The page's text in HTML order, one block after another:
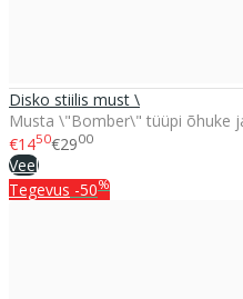
Disko stiilis must \
Musta \"Bomber\" tüüpi õhuke
€1450€2900
Veel
Tegevus -50%